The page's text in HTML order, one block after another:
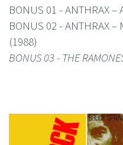
BONUS 01 - ANTHRAX
BONUS 02 - ANTHRAX
(1988)
BONUS 03 - THE